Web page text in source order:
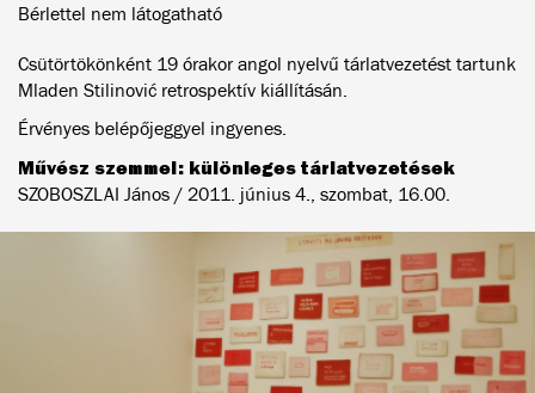
Bérlettel nem látogatható
Csütörtökönként 19 órakor angol nyelvű tárlatvezetést tartunk
Mladen Stilinović retrospektív kiállításán.
Érvényes belépőjeggyel ingyenes.
Művész szemmel: különleges tárlatvezetések
SZOBOSZLAI János / 2011. június 4., szombat, 16.00.